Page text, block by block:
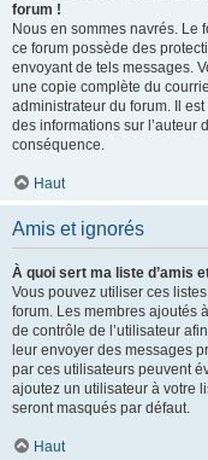
forum !
Nous en sommes navrés. Le
ce forum possède des
envoyant de tels messages.
une copie complète du
administrateur du forum. Il
des informations sur l’auteur
conséquence.
Haut
Amis et ignorés
À quoi sert ma liste d’amis
Vous pouvez utiliser ces
forum. Les membres ajoutés
de contrôle de l’utilisateur
leur envoyer des messages
par ces utilisateurs peuvent
ajoutez un utilisateur à votre
seront masqués par défaut.
Haut